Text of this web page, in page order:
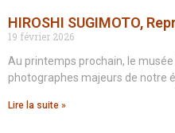
HIROSHI SUGIMOTO,
19 février 2026
Au printemps prochain, le
photographes majeurs de notre
Lire la suite »